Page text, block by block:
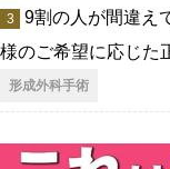
9割の人が間違え
様のご希望に応じた
形成外科手術